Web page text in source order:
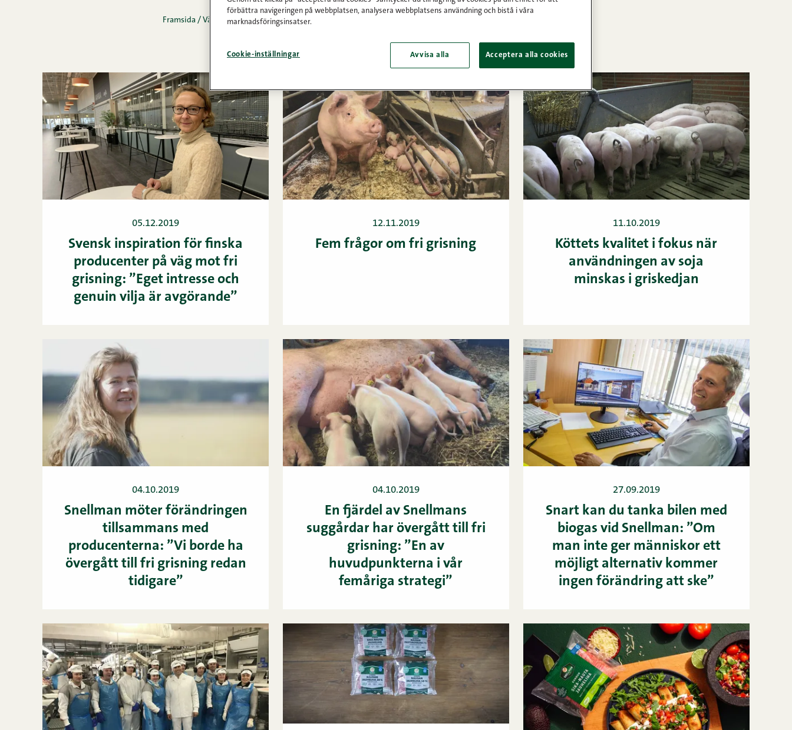
Framsida / Vårt sätt / Sida 2
05.12.2019
Svensk inspiration för finska
producenter på väg mot fri
grisning: ”Eget intresse och
genuin vilja är avgörande”
12.11.2019
Fem frågor om fri grisning
11.10.2019
Köttets kvalitet i fokus när
användningen av soja
minskas i griskedjan
04.10.2019
Snellman möter förändringen
tillsammans med
producenterna: ”Vi borde ha
övergått till fri grisning redan
tidigare”
04.10.2019
En fjärdel av Snellmans
suggårdar har övergått till fri
grisning: ”En av
huvudpunkterna i vår
femåriga strategi”
27.09.2019
Snart kan du tanka bilen med
biogas vid Snellman: ”Om
man inte ger människor ett
möjligt alternativ kommer
ingen förändring att ske”
förbättra navigeringen på webbplatsen, analysera webbplatsens användning och bistå i våra
marknadsföringsinsatser.
Cookie-inställningar Avvisa alla Acceptera alla cookies